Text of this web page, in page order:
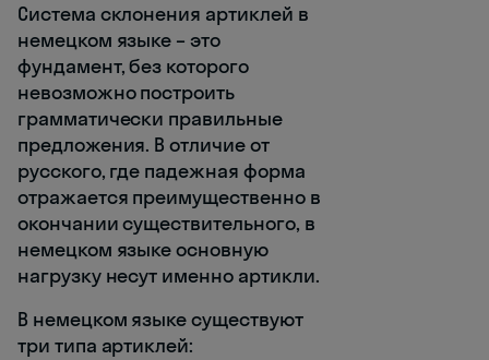
Система склонения артиклей в
немецком языке – это
фундамент, без которого
невозможно построить
грамматически правильные
предложения. В отличие от
русского, где падежная форма
отражается преимущественно в
окончании существительного, в
немецком языке основную
нагрузку несут именно артикли.
В немецком языке существуют
три типа артиклей: